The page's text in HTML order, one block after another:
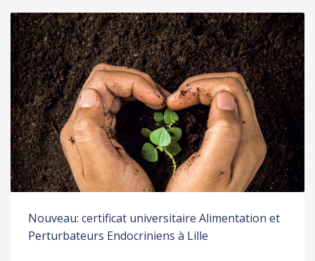
Nouveau: certificat universitaire Alimentation et
Perturbateurs Endocriniens à Lille